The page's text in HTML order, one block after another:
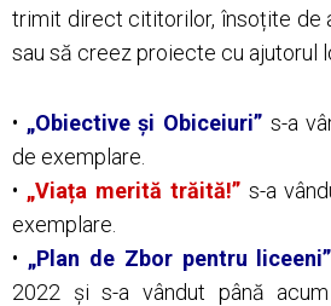
trimit direct cititorilor, însoțite de
sau să creez proiecte cu ajutorul
• „Obiective și Obiceiuri”s-a
de exemplare.
• „Viața merită trăită!”s-a
exemplare.
• „Plan de Zbor pentru liceeni”
2022 și s-a vândut până